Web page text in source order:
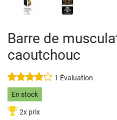
Barre de
caoutchouc
1 Évaluation
En stock
2x prix